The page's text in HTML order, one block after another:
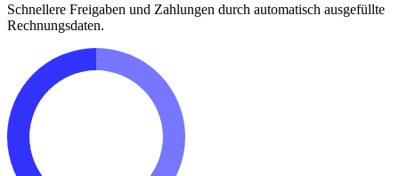
Schnellere Freigaben und Zahlungen durch automatisch ausgefüllte
Rechnungsdaten.